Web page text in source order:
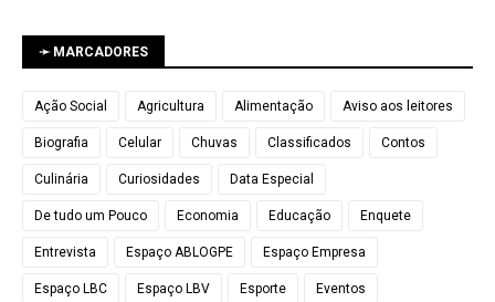
➛ MARCADORES
Ação Social Agricultura Alimentação Aviso aos leitores
Biografia Celular Chuvas Classificados Contos
Culinária Curiosidades Data Especial
De tudo um Pouco Economia Educação Enquete
Entrevista Espaço ABLOGPE Espaço Empresa
Espaço LBC Espaço LBV Esporte Eventos